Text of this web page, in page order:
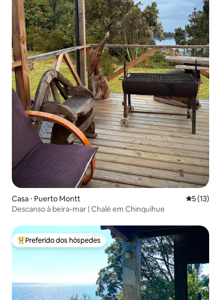
Casa ⋅ Puerto Montt 5 de uma
5 (13)
Descanso à beira-mar | Chalé em Chinquihue
Entre os melhores preferidos dos hóspedes
Preferido dos hóspedes